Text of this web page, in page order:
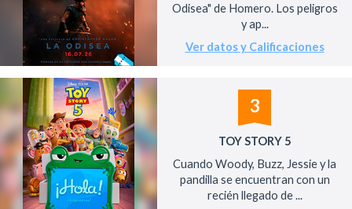
Odisea" de Homero. Los peligros
y ap...
Ver datos y Calificaciones
3
TOY STORY 5
Cuando Woody, Buzz, Jessie y la
pandilla se encuentran con un
recién llegado de ...